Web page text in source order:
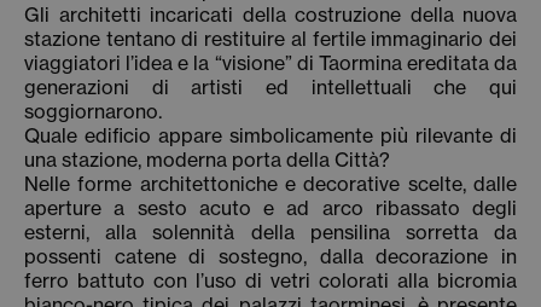
Gli architetti incaricati della costruzione della nuova
stazione tentano di restituire al fertile immaginario dei
viaggiatori l’idea e la “visione” di Taormina ereditata da
generazioni di artisti ed intellettuali che qui
soggiornarono.
Quale edificio appare simbolicamente più rilevante di
una stazione, moderna porta della Città?
Nelle forme architettoniche e decorative scelte, dalle
aperture a sesto acuto e ad arco ribassato degli
esterni, alla solennità della pensilina sorretta da
possenti catene di sostegno, dalla decorazione in
ferro battuto con l’uso di vetri colorati alla bicromia